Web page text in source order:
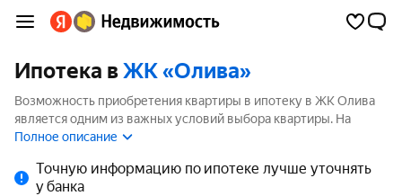
Ипотека вЖК «Олива»
Возможность приобретения квартиры в ипотеку в ЖК Олива
является одним из важных условий выбора квартиры. На
странице мы собрали программы кредитования банков для
Полное описание
Точную информацию по ипотеке лучше уточнять
у банка